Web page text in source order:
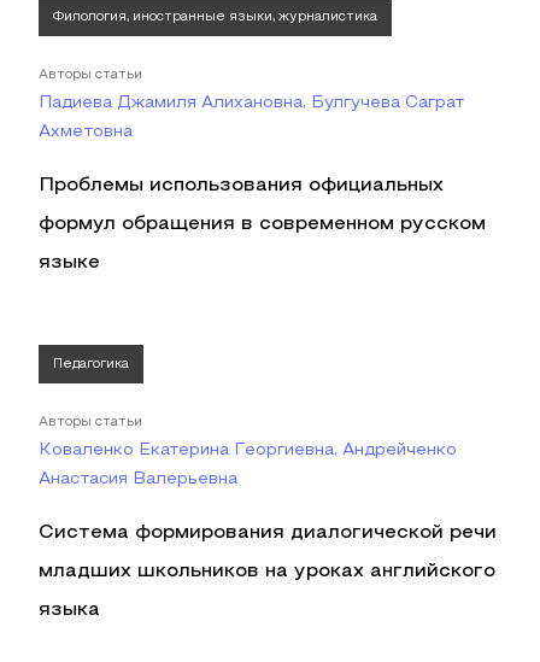
Филология, иностранные языки, журналистика
Авторы статьи
Падиева Джамиля Алихановна, Булгучева Саграт
Ахметовна
Проблемы использования официальных
формул обращения в современном русском
языке
Педагогика
Авторы статьи
Коваленко Екатерина Георгиевна, Андрейченко
Анастасия Валерьевна
Система формирования диалогической речи
младших школьников на уроках английского
языка